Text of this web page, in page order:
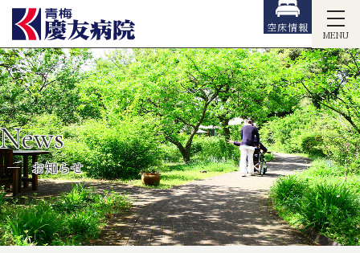
MENU
空床情報
News
お知らせ